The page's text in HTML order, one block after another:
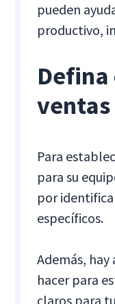
pueden
productivo,
Para
para su
por
específicos.
Además, hay
hacer para
claros para